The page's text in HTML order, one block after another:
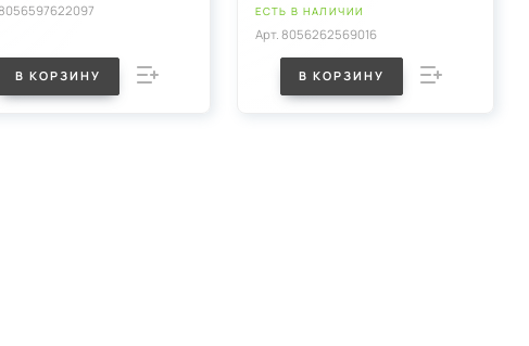
В КОРЗИНУ
ЕСТЬ В НАЛИЧИИ
Арт.8056262569016
В КОРЗИНУ